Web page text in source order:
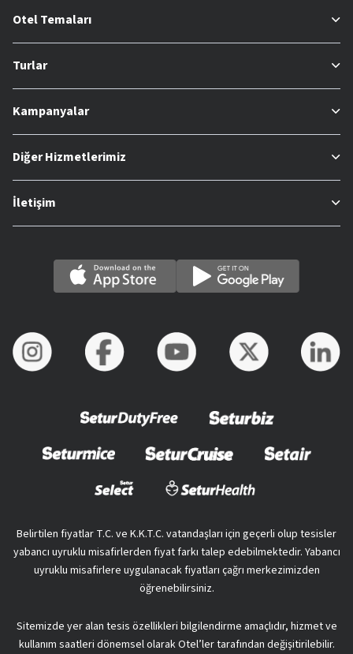
Otel Temaları
Turlar
Kampanyalar
Diğer Hizmetlerimiz
İletişim
Belirtilen fiyatlar T.C. ve K.K.T.C. vatandaşları için geçerli olup tesisler
yabancı uyruklu misafirlerden fiyat farkı talep edebilmektedir. Yabancı
uyruklu misafirlere uygulanacak fiyatları çağrı merkezimizden
öğrenebilirsiniz.
Sitemizde yer alan tesis özellikleri bilgilendirme amaçlıdır, hizmet ve
kullanım saatleri dönemsel olarak Otel’ler tarafından değişitirilebilir.